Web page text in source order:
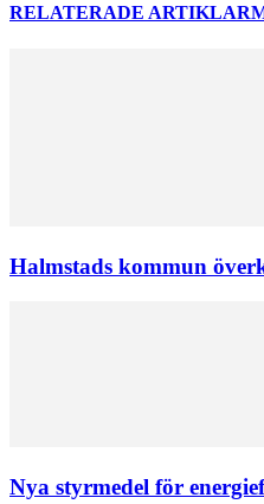
RELATERADE ARTIKLAR
Halmstads kommun
Nya styrmedel för